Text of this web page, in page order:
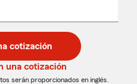
cotización
una cotización
serán proporcionados en inglés.